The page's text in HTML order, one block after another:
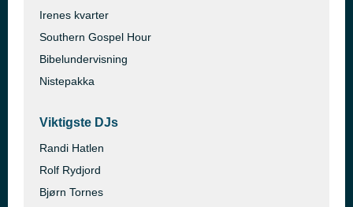
Irenes kvarter
Southern Gospel Hour
Bibelundervisning
Nistepakka
Viktigste DJs
Randi Hatlen
Rolf Rydjord
Bjørn Tornes